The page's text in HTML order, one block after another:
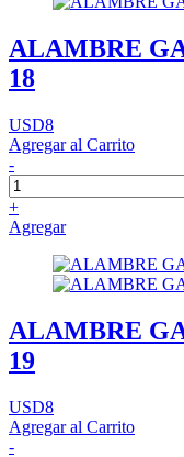
ALAMBRE
18
USD8
Agregar al Carrito
-
+
Agregar
ALAMBRE
19
USD8
Agregar al Carrito
-